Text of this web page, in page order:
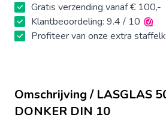
Gratis verzending vanaf € 100,-
Klantbeoordeling: 9.4 / 10
Profiteer van onze extra
Omschrijving / LASGLAS
DONKER DIN 10